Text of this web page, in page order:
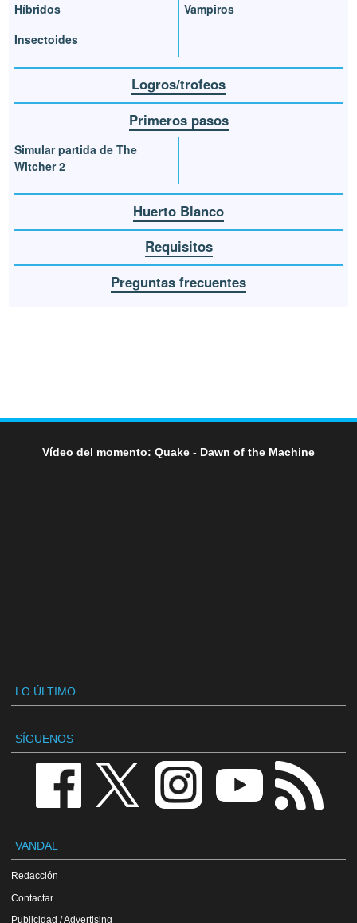
Híbridos
Insectoides
Vampiros
Logros/trofeos
Primeros pasos
Simular partida de The
Witcher 2
Huerto Blanco
Requisitos
Preguntas frecuentes
Vídeo del momento: Quake - Dawn of the Machine
LO ÚLTIMO
SÍGUENOS
VANDAL
Redacción
Contactar
Publicidad / Advertising